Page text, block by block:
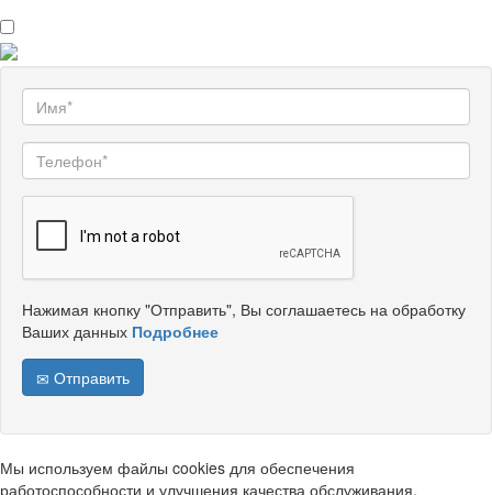
Нажимая кнопку "Отправить", Вы соглашаетесь на обработку
Ваших данных Подробнее
Отправить
Мы используем файлы cookies для обеспечения
работоспособности и улучшения качества обслуживания.